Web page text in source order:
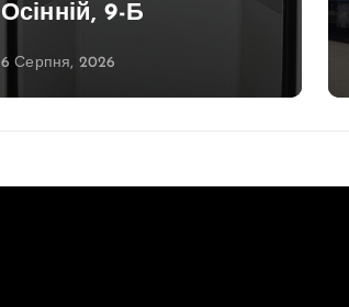
Осінній, 9-Б
6 Серпня, 2026